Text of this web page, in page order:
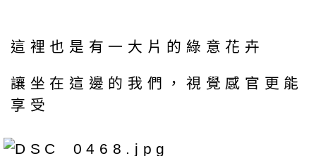
這裡也是有一大片的綠意花卉
讓坐在這邊的我們，視覺感官更能
享受